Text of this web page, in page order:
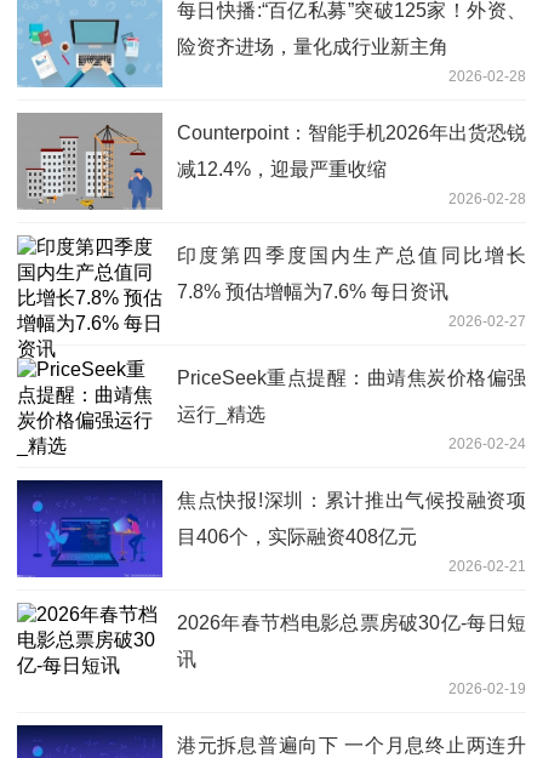
每日快播:“百亿私募”突破125家！外资、
险资齐进场，量化成行业新主角
2026-02-28
Counterpoint：智能手机2026年出货恐锐
减12.4%，迎最严重收缩
2026-02-28
印度第四季度国内生产总值同比增长
7.8% 预估增幅为7.6% 每日资讯
2026-02-27
PriceSeek重点提醒：曲靖焦炭价格偏强
运行_精选
2026-02-24
焦点快报!深圳：累计推出气候投融资项
目406个，实际融资408亿元
2026-02-21
2026年春节档电影总票房破30亿-每日短
讯
2026-02-19
港元拆息普遍向下 一个月息终止两连升